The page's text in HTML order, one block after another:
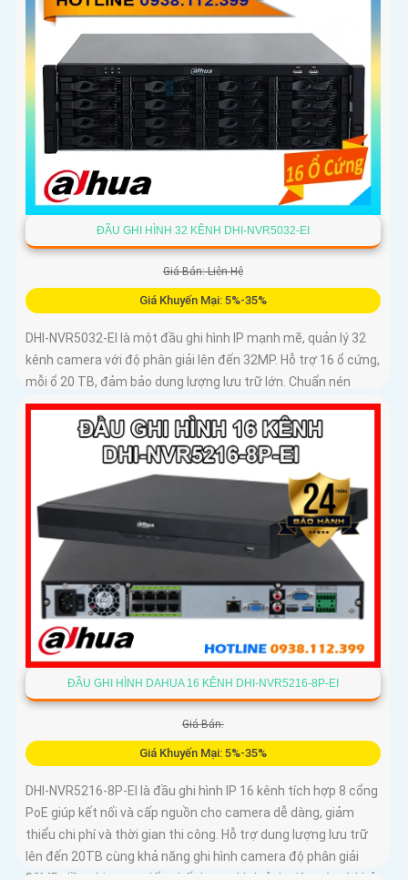
ĐẦU GHI HÌNH 32 KÊNH DHI-NVR5032-EI
Giá Bán: Liên Hệ
Giá Khuyến Mại: 5%-35%
DHI-NVR5032-EI là một đầu ghi hình IP mạnh mẽ, quản lý 32
kênh camera với độ phân giải lên đến 32MP. Hỗ trợ 16 ổ cứng,
mỗi ổ 20 TB, đảm bảo dung lượng lưu trữ lớn. Chuẩn nén
Smart H
ĐẦU GHI HÌNH DAHUA 16 KÊNH DHI-NVR5216-8P-EI
Giá Bán:
Giá Khuyến Mại: 5%-35%
DHI-NVR5216-8P-EI là đầu ghi hình IP 16 kênh tích hợp 8 cổng
PoE giúp kết nối và cấp nguồn cho camera dễ dàng, giảm
thiểu chi phí và thời gian thi công. Hỗ trợ dung lượng lưu trữ
lên đến 20TB cùng khả năng ghi hình camera độ phân giải